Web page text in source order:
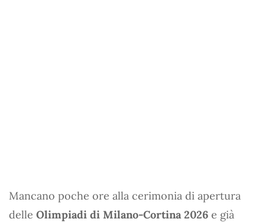
Mancano poche ore alla cerimonia di apertura
delle Olimpiadi di Milano-Cortina 2026 e già